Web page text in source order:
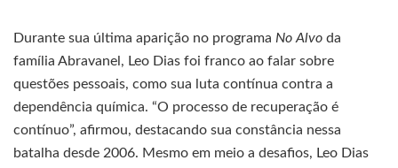
Durante sua última aparição no programa No Alvo da
família Abravanel, Leo Dias foi franco ao falar sobre
questões pessoais, como sua luta contínua contra a
dependência química. “O processo de recuperação é
contínuo”, afirmou, destacando sua constância nessa
batalha desde 2006. Mesmo em meio a desafios, Leo Dias